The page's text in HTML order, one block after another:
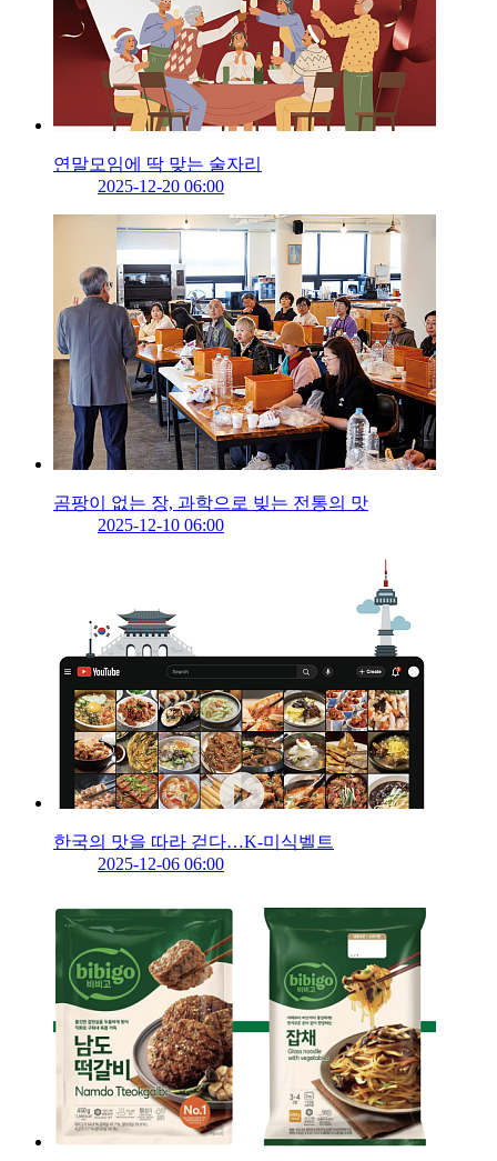
연말모임에 딱 맞는 술자리
2025-12-20 06:00
곰팡이 없는 장, 과학으로 빚는 전통의 맛
2025-12-10 06:00
한국의 맛을 따라 걷다…K-미식벨트
2025-12-06 06:00